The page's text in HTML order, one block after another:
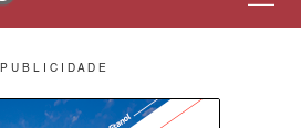
P U B L I C I D A D E